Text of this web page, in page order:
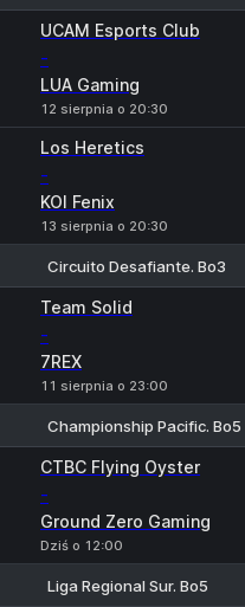
UCAM Esports Club
-
LUA Gaming
12 sierpnia o 20:30
Los Heretics
-
KOI Fenix
13 sierpnia o 20:30
Circuito Desafiante. Bo3
Team Solid
-
7REX
11 sierpnia o 23:00
Championship Pacific. Bo5
CTBC Flying Oyster
-
Ground Zero Gaming
Dziś o 12:00
Liga Regional Sur. Bo5